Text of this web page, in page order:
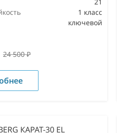
1 класс
ключевой
24 500₽
КАРАТ-30 EL